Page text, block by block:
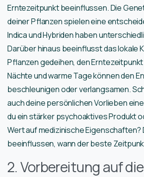
Erntezeitpunkt beeinflussen. Die
deiner Pflanzen spielen eine
Indica und Hybriden haben
Darüber hinaus beeinflusst das lokale
Pflanzen gedeihen, den Erntezeitpunkt
Nächte und warme Tage können den
beschleunigen oder verlangsamen.
auch deine persönlichen Vorlieben
du ein stärker psychoaktives Produkt
Wert auf medizinische Eigenschaften?
beeinflussen, wann der beste
2. Vorbereitung auf